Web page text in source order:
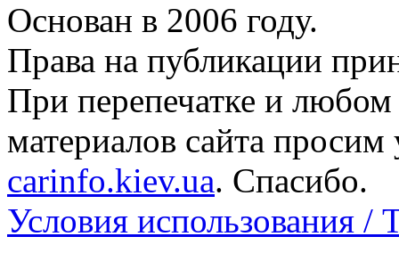
Основан в 2006 году.
Права на публикации
При перепечатке и
материалов сайта просим
carinfo.kiev.ua. Спасибо.
Условия использования /